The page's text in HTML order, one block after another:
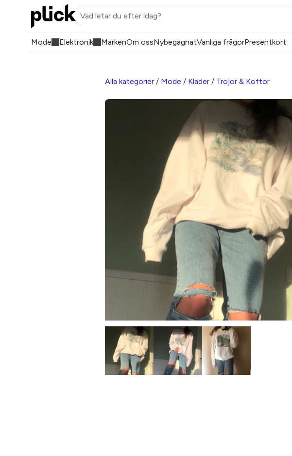
Mode Elektronik MärkenOm ossNybegagnatVanliga frågorPresentkort
Alla kategorier / Mode / Kläder / Tröjor & Koftor